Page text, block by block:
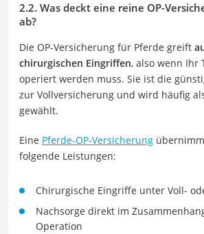
2.2. Was deckt eine reine OP-
ab?
Die OP-Versicherung für Pferde greift
chirurgischen Eingriffen, also wenn Ihr
operiert werden muss. Sie ist die
zur Vollversicherung und wird häufig
gewählt.
Eine Pferde-OP-Versicherung
folgende Leistungen:
Chirurgische Eingriffe unter Voll-
Nachsorge direkt im
Operation